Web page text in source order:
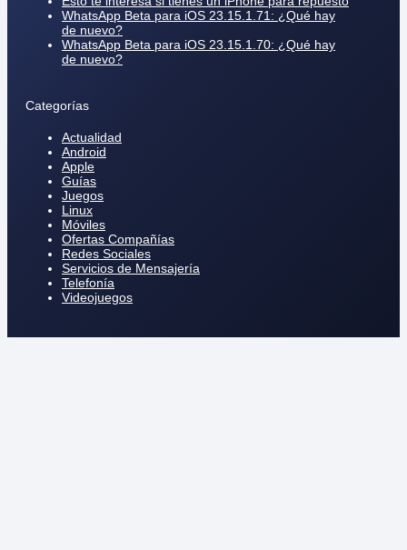
WhatsApp Beta para iOS 23.15.1.71: ¿Qué hay
de nuevo?
WhatsApp Beta para iOS 23.15.1.70: ¿Qué hay
de nuevo?
Categorías
Actualidad
Android
Apple
Guías
Juegos
Linux
Móviles
Ofertas Compañías
Redes Sociales
Servicios de Mensajería
Telefonía
Videojuegos